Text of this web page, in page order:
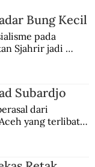
Bung Kecil
pada
Sjahrir jadi
Subardjo
dari
yang terlibat